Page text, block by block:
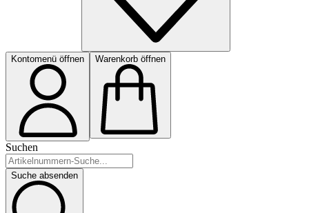
Kontomenü öffnen Warenkorb öffnen
Suchen
Suche absenden